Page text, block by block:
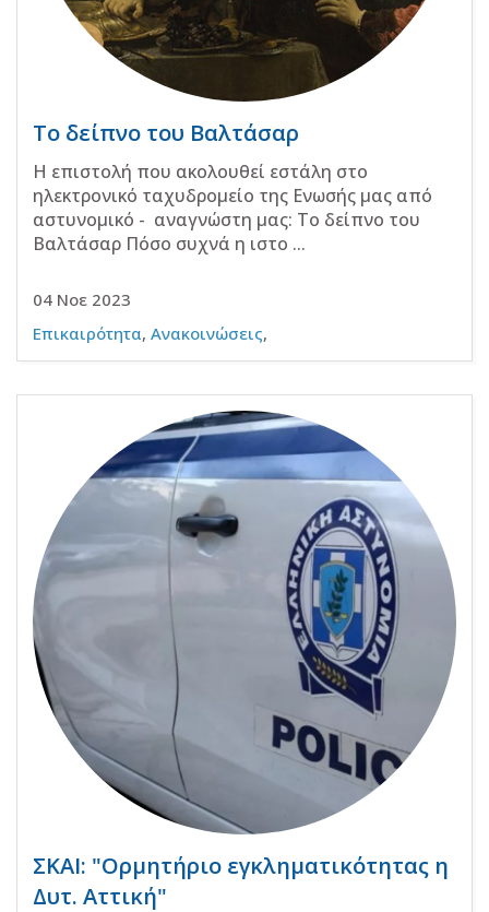
Το δείπνο του Βαλτάσαρ
Η επιστολή που ακολουθεί εστάλη στο
ηλεκτρονικό ταχυδρομείο της Ενωσής μας από
αστυνομικό - αναγνώστη μας: Το δείπνο του
Βαλτάσαρ Πόσο συχνά η ιστο ...
04 Νοε 2023
Επικαιρότητα, Ανακοινώσεις,
ΣΚΑΙ: "Ορμητήριο εγκληματικότητας η
Δυτ. Αττική"